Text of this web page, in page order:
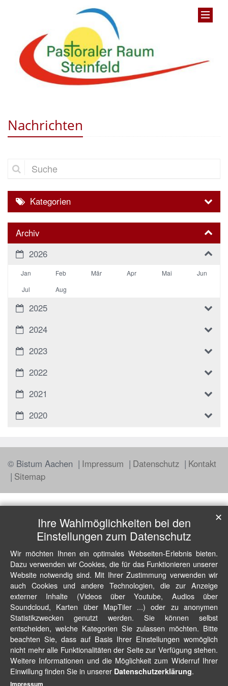
Nachrichten
Suche
Kategorien
Archiv
2026
Jan Feb Mär Apr Mai
Jun
Jul
Aug
2025
2024
2023
2022
2021
2020
© Bistum Aachen Impressum Datenschutz
Kontakt
Sitemap
Ihre Wahlmöglichkeiten bei den
Einstellungen zum Datenschutz
Wir möchten Ihnen ein optimales Webseiten-Erlebnis bieten.
Dazu verwenden wir Cookies, die für das Funktionieren unserer
Website notwendig sind. Mit Ihrer Zustimmung verwenden wir
auch Cookies und andere Technologien, die zur Anzeige
externer Inhalte (Videos über Youtube, Audios über
Soundcloud, Karten über MapTiler ...) oder zu anonymen
Statistikzwecken genutzt werden. Sie können selbst
entscheiden, welche Kategorien Sie zulassen möchten. Bitte
beachten Sie, dass auf Basis Ihrer Einstellungen womöglich
nicht mehr alle Funktionalitäten der Seite zur Verfügung stehen.
Weitere Informationen und die Möglichkeit zum Widerruf Ihrer
Einwillung finden Sie in unserer Datenschutzerklärung.
✕
Impressum